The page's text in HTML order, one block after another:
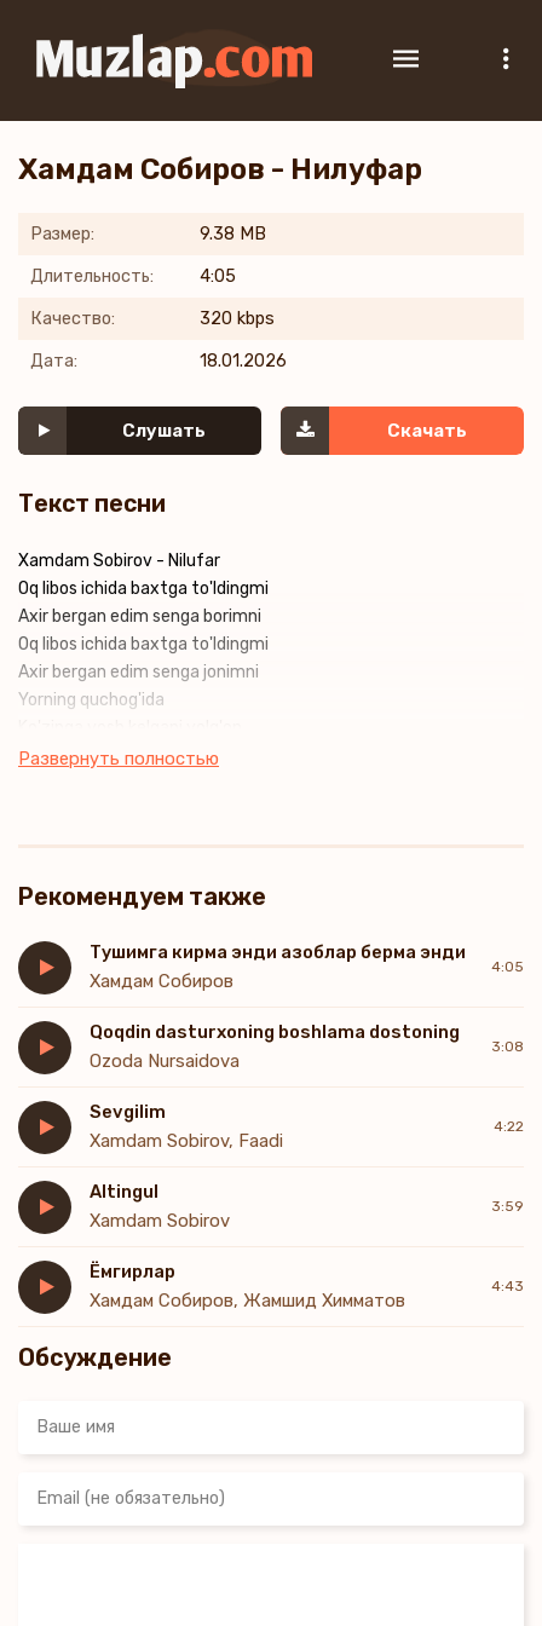
Хамдам Собиров - Нилуфар
Размер: 9.38 MB
Длительность: 4:05
Качество: 320 kbps
Дата: 18.01.2026
Слушать Скачать
Текст песни
Xamdam Sobirov - Nilufar
Oq libos ichida baxtga to'ldingmi
Axir bergan edim senga borimni
Oq libos ichida baxtga to'ldingmi
Axir bergan edim senga jonimni
Yorning quchog'ida
Alam qilar sezdirmasdan
Begonaga yor bo'ldi
Развернуть полностью
Рекомендуем также
Тушимга кирма энди азоблар берма энди
Хамдам Собиров
4:05
Qoqdin dasturxoning boshlama dostoning
Ozoda Nursaidova
3:08
Sevgilim
Xamdam Sobirov, Faadi
4:22
Altingul
Xamdam Sobirov
3:59
Ёмгирлар
Хамдам Собиров, Жамшид Химматов
4:43
Обсуждение